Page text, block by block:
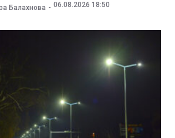
Балахнова 06.08.2026 18:50